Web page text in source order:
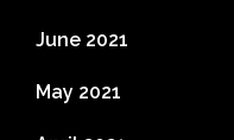
June 2021
May 2021